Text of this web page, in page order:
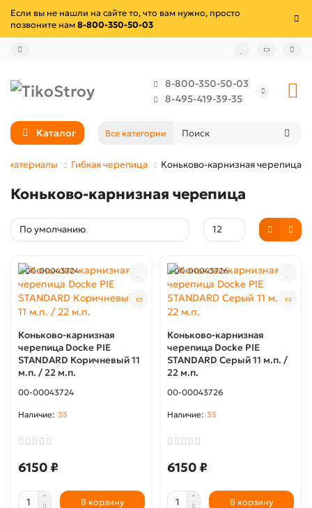
Если вы не нашли на сайте то, что вам нужно, просто
позвоните нам 8-800-350-50-03
8-800-350-50-03
8-495-419-39-35
Каталог Все категории
материалы Гибкая черепица Коньково-карнизная черепица
Коньково-карнизная черепица
00-00043724
Коньково-карнизная
черепица Docke PIE
STANDARD Коричневый 11
м.п. / 22 м.п.
00-00043724
35
6150 ₽
В корзину
00-00043726
Коньково-карнизная
черепица Docke PIE
STANDARD Серый 11 м.п. /
22 м.п.
00-00043726
35
6150 ₽
В корзину